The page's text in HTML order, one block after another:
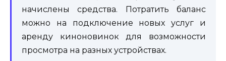
начислены средства. Потратить баланс
можно на подключение новых услуг и
аренду киноновинок для возможности
просмотра на разных устройствах.